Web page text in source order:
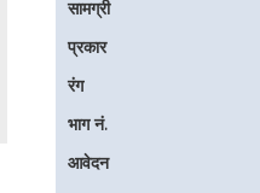
सामग्री
प्रकार
रंग
भाग नं.
आवेदन